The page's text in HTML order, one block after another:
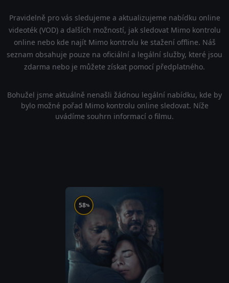
Pravidelně pro vás sledujeme a aktualizujeme nabídku online
videoték (VOD) a dalších možností, jak sledovat Mimo kontrolu
online nebo kde najít Mimo kontrolu ke stažení offline. Náš
seznam obsahuje pouze na oficiální a legální služby, které jsou
zdarma nebo je můžete získat pomocí předplatného.
Bohužel jsme aktuálně nenašli žádnou legální nabídku, kde by
bylo možné pořad Mimo kontrolu online sledovat. Níže
uvádíme souhrn informací o filmu.
58%